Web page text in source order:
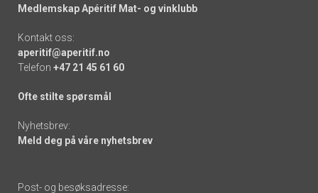
Medlemskap Apéritif Mat- og vinklubb
Kontakt oss:
aperitif@aperitif.no
Telefon +47 21 45 61 60
Ofte stilte spørsmål
Nyhetsbrev:
Meld deg på våre nyhetsbrev
Post- og besøksadresse: